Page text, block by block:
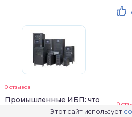
0 отзывов
Промышленные ИБП: что
это такое и почему они
0
Этот сайт использует